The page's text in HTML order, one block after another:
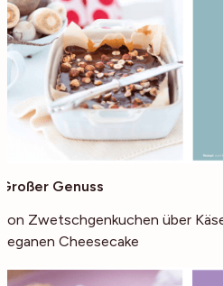
Großer Genuss
von Zwetschgenkuchen über
veganen Cheesecake